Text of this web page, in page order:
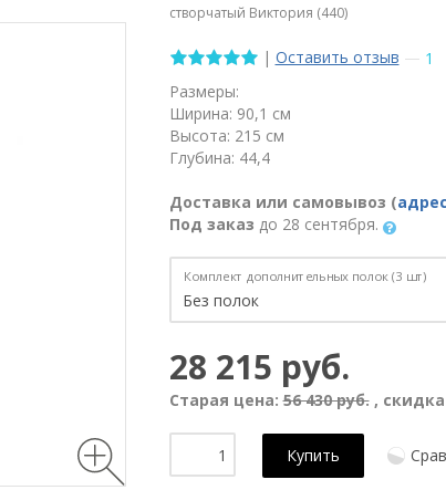
створчатый Виктория (440)
| Оставить отзыв — 1
Размеры:
Ширина: 90,1 см
Высота: 215 см
Глубина: 44,4
Доставка или самовывоз (
Под заказ до 28 сентября.
Комплект дополнительных полок (3 шт)
28 215 руб.
Старая цена:56 430 руб., скидка
Купить